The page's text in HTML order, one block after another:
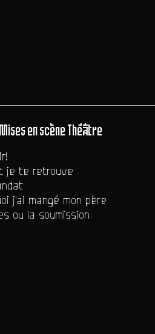
en scène Théâtre
je te retrouve
j'ai mangé mon père
ou la soumission